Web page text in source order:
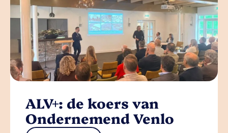
ALV+: de koers van
Ondernemend Venlo